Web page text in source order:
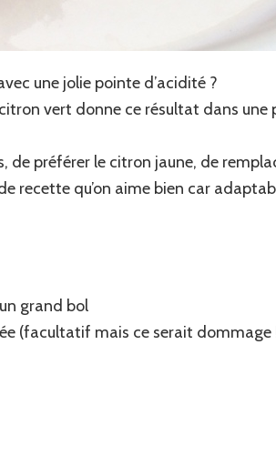
une jolie pointe d’acidité ?
vert donne ce résultat dans
de préférer le citron jaune, de
recette qu’on aime bien car
grand bol
(facultatif mais ce serait dommage